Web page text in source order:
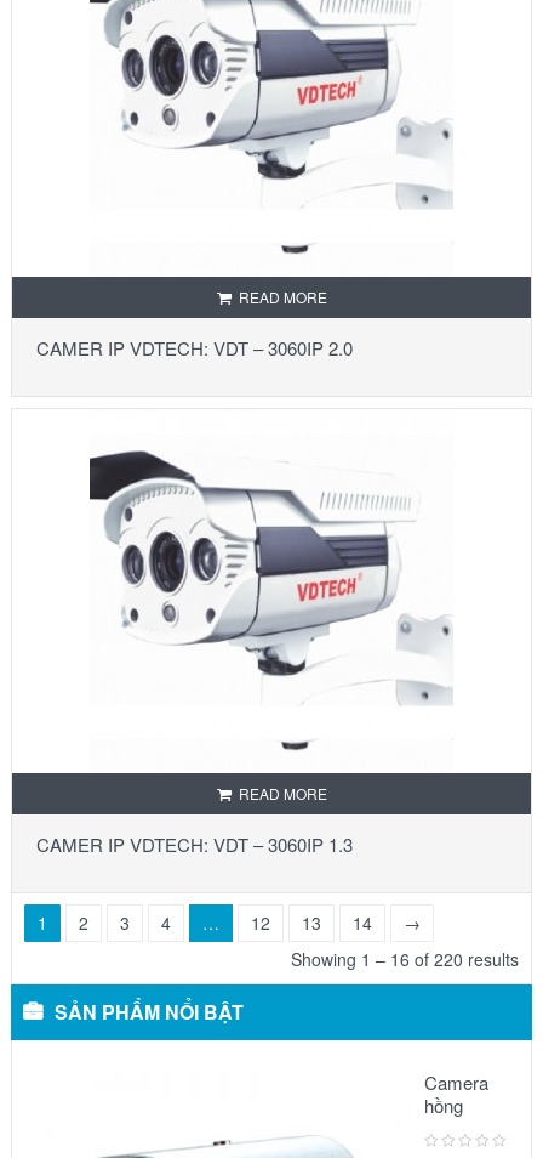
READ MORE
CAMER IP VDTECH: VDT – 3060IP 2.0
READ MORE
CAMER IP VDTECH: VDT – 3060IP 1.3
1 2 3 4 … 12 13 14
→
Showing 1 – 16 of 220 results
SẢN PHẨM NỔI BẬT
Camera
hồng
ngoại:
Model